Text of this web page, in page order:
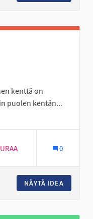
kenttä on
puolen kentän...
Seinäjoki
0
NÄYTÄ IDEA